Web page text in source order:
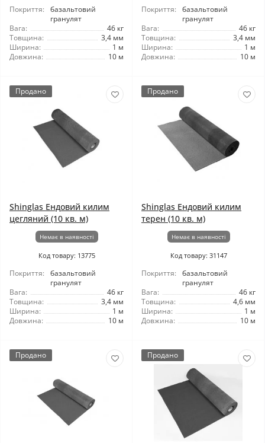
Покриття:
базальтовий
гранулят
Вага:
46 кг
Товщина:
3,4 мм
Ширина:
1 м
Довжина:
10 м
Покриття:
базальтовий
гранулят
Вага:
46 кг
Товщина:
3,4 мм
Ширина:
1 м
Довжина:
10 м
Продано
Shinglas Ендовий килим
цегляний (10 кв. м)
Немає в наявності
Код товару: 13775
Покриття:
базальтовий
гранулят
Вага:
46 кг
Товщина:
3,4 мм
Ширина:
1 м
Довжина:
10 м
Продано
Shinglas Ендовий килим
терен (10 кв. м)
Немає в наявності
Код товару: 31147
Покриття:
базальтовий
гранулят
Вага:
46 кг
Товщина:
4,6 мм
Ширина:
1 м
Довжина:
10 м
Продано Продано